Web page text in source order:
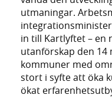
utmaningar.
in till Kartlyftet – en
utanförskap den 14
kommuner med
stort i syfte att öka
ökat